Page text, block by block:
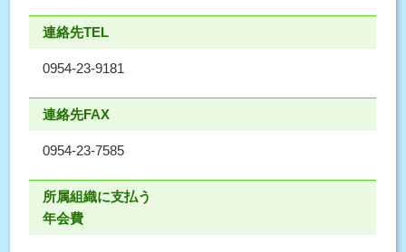
連絡先TEL
0954-23-9181
連絡先FAX
0954-23-7585
所属組織に支払う
年会費